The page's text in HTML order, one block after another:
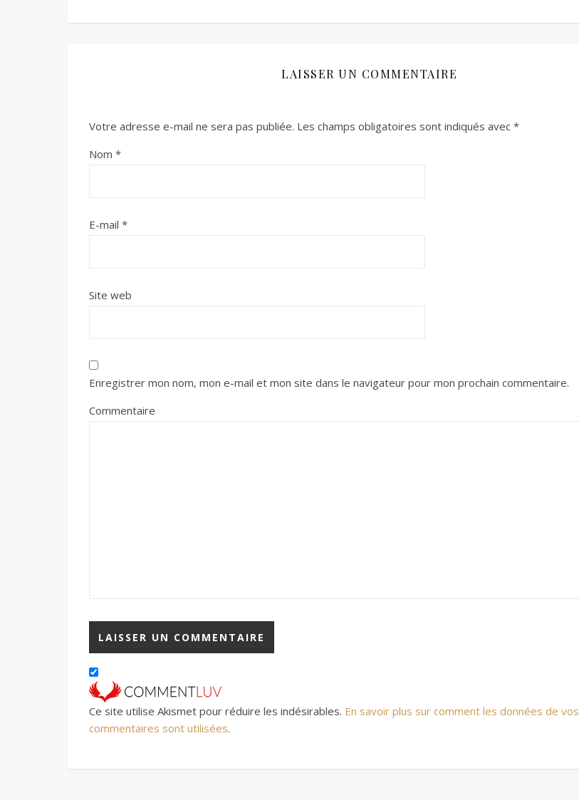
LAISSER UN COMMENTAIRE
Votre adresse e-mail ne sera pas publiée. Les champs obligatoires sont indiqués avec *
Nom *
E-mail *
Site web
Enregistrer mon nom, mon e-mail et mon site dans le navigateur pour mon prochain commentaire.
Commentaire
Ce site utilise Akismet pour réduire les indésirables. En savoir plus sur comment les données de vos
commentaires sont utilisées.